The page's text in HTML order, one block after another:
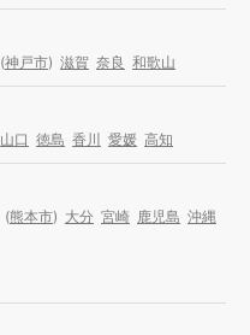
(神戸市) 滋賀 奈良 和歌山
山口 徳島 香川 愛媛 高知
(熊本市) 大分 宮崎 鹿児島 沖縄